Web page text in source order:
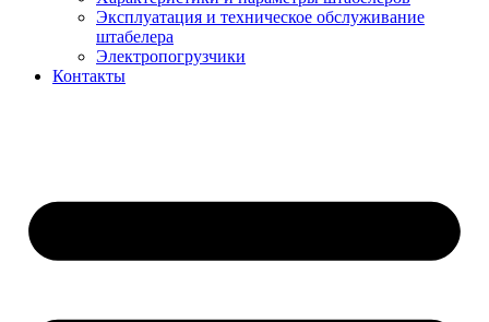
Эксплуатация и техническое обслуживание
штабелера
Электропогрузчики
Контакты